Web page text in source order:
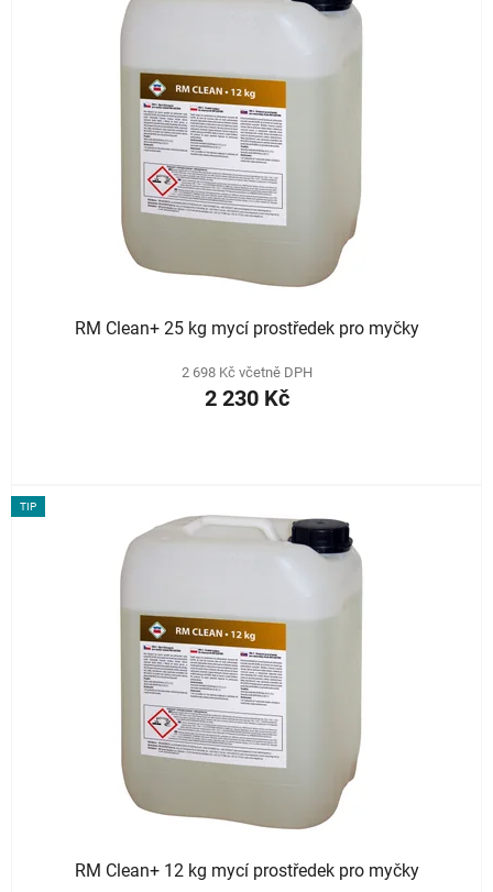
RM Clean+ 25 kg mycí prostředek pro myčky
2 698 Kč včetně DPH
2 230 Kč
TIP
RM Clean+ 12 kg mycí prostředek pro myčky